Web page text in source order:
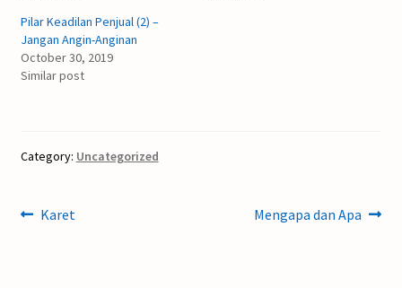
Pilar Keadilan Penjual (2) –
Jangan Angin-Anginan
October 30, 2019
Similar post
Category: Uncategorized
Post
Previous
Karet
Next
Mengapa dan Apa